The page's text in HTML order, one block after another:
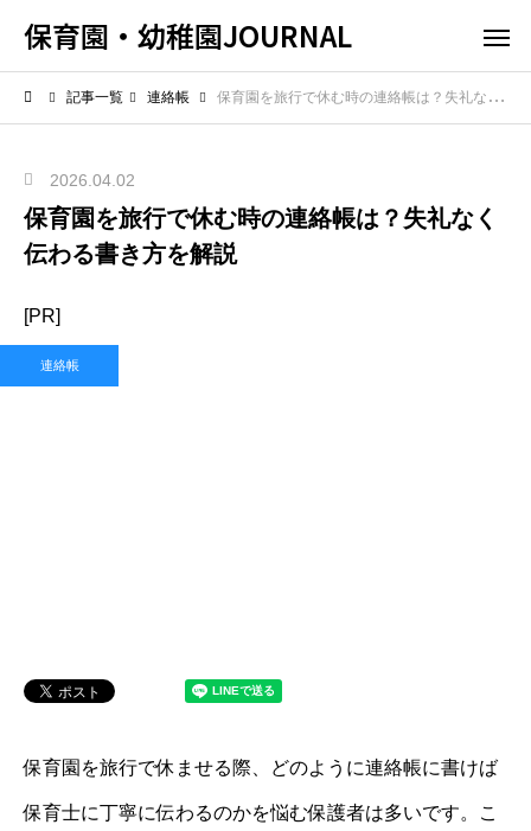
保育園・幼稚園JOURNAL
記事一覧 連絡帳 保育園を旅行で休む時の連絡帳は？失礼なく伝わる書き方を解説
2026.04.02
保育園を旅行で休む時の連絡帳は？失礼なく
伝わる書き方を解説
[PR]
連絡帳
保育園を旅行で休ませる際、どのように連絡帳に書けば
保育士に丁寧に伝わるのかを悩む保護者は多いです。こ